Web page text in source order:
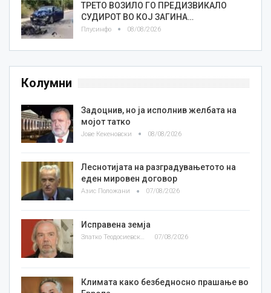
ТРЕТО ВОЗИЛО ГО ПРЕДИЗВИКАЛО
СУДИРОТ ВО КОЈ ЗАГИНА…
Плусинфо 08/08/2026
Колумни
Задоцнив, но ја исполнив желбата на
мојот татко
Јове Кекеновски 08/08/2026
Леснотијата на разградувањетото на
еден мировен договор
Азис Положани 07/08/2026
Исправена земја
Златко Теодосиевски 07/08/2026
Климата како безбедносно прашање во